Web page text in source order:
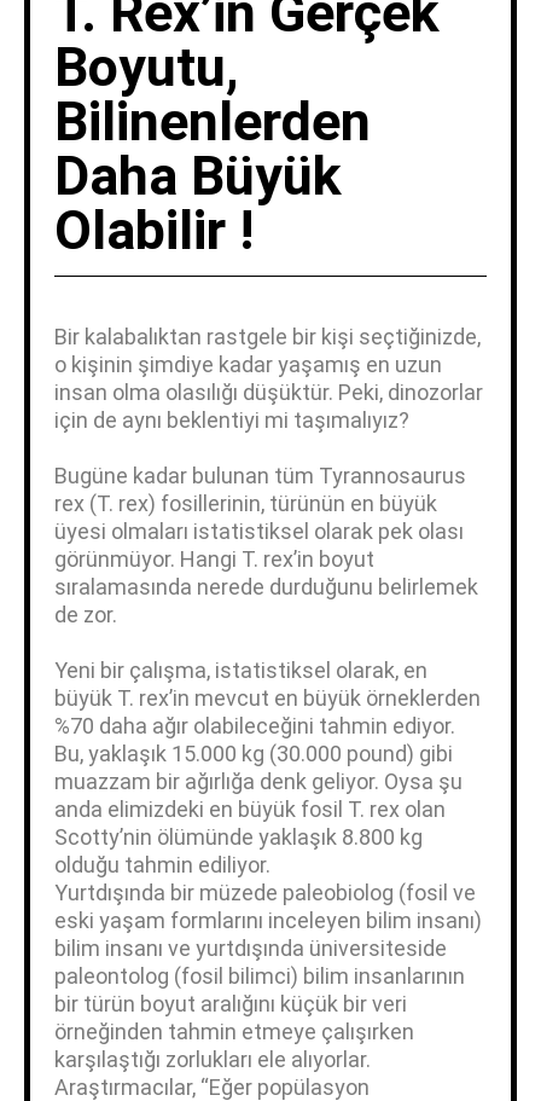
Boyutu,
Bilinenlerden
Daha Büyük
Olabilir !
Bir kalabalıktan rastgele bir kişi seçtiğinizde,
o kişinin şimdiye kadar yaşamış en uzun
insan olma olasılığı düşüktür. Peki, dinozorlar
için de aynı beklentiyi mi taşımalıyız?
Bugüne kadar bulunan tüm Tyrannosaurus
rex (T. rex) fosillerinin, türünün en büyük
üyesi olmaları istatistiksel olarak pek olası
görünmüyor. Hangi T. rex’in boyut
sıralamasında nerede durduğunu belirlemek
de zor.
Yeni bir çalışma, istatistiksel olarak, en
büyük T. rex’in mevcut en büyük örneklerden
%70 daha ağır olabileceğini tahmin ediyor.
Bu, yaklaşık 15.000 kg (30.000 pound) gibi
muazzam bir ağırlığa denk geliyor. Oysa şu
anda elimizdeki en büyük fosil T. rex olan
Scotty’nin ölümünde yaklaşık 8.800 kg
olduğu tahmin ediliyor.
Yurtdışında bir müzede paleobiolog (fosil ve
eski yaşam formlarını inceleyen bilim insanı)
bilim insanı ve yurtdışında üniversiteside
paleontolog (fosil bilimci) bilim insanlarının
bir türün boyut aralığını küçük bir veri
örneğinden tahmin etmeye çalışırken
karşılaştığı zorlukları ele alıyorlar.
Araştırmacılar, “Eğer popülasyon